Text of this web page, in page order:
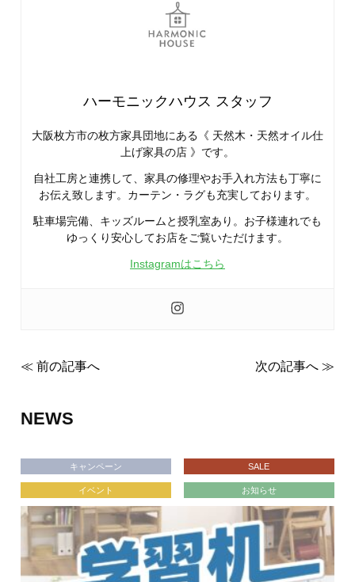
ハーモニックハウス スタッフ
大阪枚方市の枚方家具団地にある《 天然木・天然オイル仕
上げ家具の店 》です。
自社工房と連携して、家具の修理やお手入れ方法も丁寧に
お伝え致します。カーテン・ラグも充実しております。
駐車場完備、キッズルームと授乳室あり。お子様連れでも
ゆっくり安心してお店をご覧いただけます。
Instagramはこちら
≪ 前の記事へ 次の記事へ ≫
NEWS
キャンペーン SALE
イベント お知らせ